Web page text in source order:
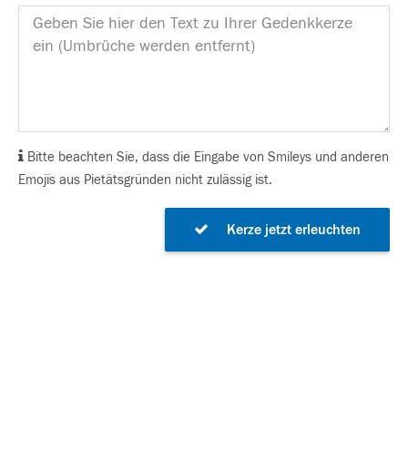
Bitte beachten Sie, dass die Eingabe von Smileys und anderen
Emojis aus Pietätsgründen nicht zulässig ist.
Kerze jetzt erleuchten